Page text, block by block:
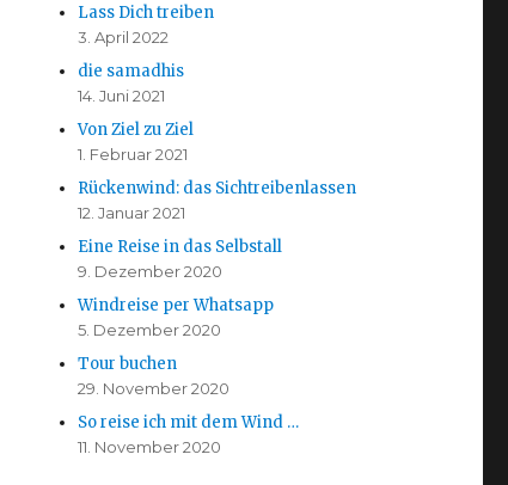
Lass Dich treiben
3. April 2022
die samadhis
14. Juni 2021
Von Ziel zu Ziel
1. Februar 2021
Rückenwind: das Sichtreibenlassen
12. Januar 2021
Eine Reise in das Selbstall
9. Dezember 2020
Windreise per Whatsapp
5. Dezember 2020
Tour buchen
29. November 2020
So reise ich mit dem Wind …
11. November 2020